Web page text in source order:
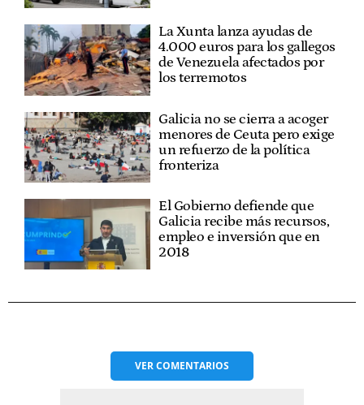
La Xunta lanza ayudas de
4.000 euros para los gallegos
de Venezuela afectados por
los terremotos
Galicia no se cierra a acoger
menores de Ceuta pero exige
un refuerzo de la política
fronteriza
El Gobierno defiende que
Galicia recibe más recursos,
empleo e inversión que en
2018
VERCOMENTARIOS